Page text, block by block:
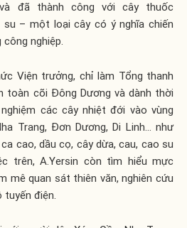
đã thành công với cây thuốc
su – một loại cây có ý nghĩa chiến
nghiệp.
Viện trưởng, chỉ làm Tổng thanh
toàn cõi Đông Dương và dành thời
các cây nhiệt đới vào vùng
Trang, Đơn Dương, Di Linh… như
cao, dầu cọ, cây dừa, cau, cao su
trên, A.Yersin còn tìm hiểu mực
mê quan sát thiên văn, nghiên cứu
tuyến điện.